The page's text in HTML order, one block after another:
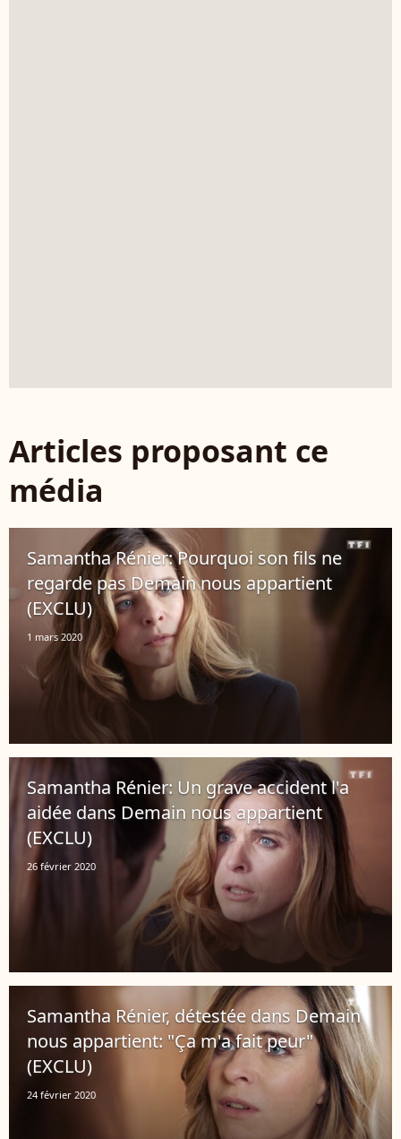
Articles proposant ce
média
Samantha Rénier: Pourquoi son fils ne
regarde pas Demain nous appartient
(EXCLU)
1 mars 2020
Samantha Rénier: Un grave accident l'a
aidée dans Demain nous appartient
(EXCLU)
26 février 2020
Samantha Rénier, détestée dans Demain
nous appartient: "Ça m'a fait peur"
(EXCLU)
24 février 2020